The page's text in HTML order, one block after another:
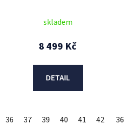
skladem
8 499 Kč
DETAIL
36 37 39 40 41 42 43
36